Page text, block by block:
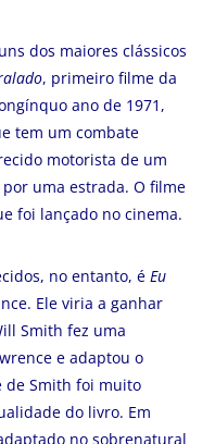
dos maiores clássicos
, primeiro filme da
ano de 1971,
tem um combate
motorista de um
uma estrada. O filme
foi lançado no cinema.
no entanto, é Eu
Ele viria a ganhar
Smith fez uma
e adaptou o
de Smith foi muito
do livro. Em
no sobrenatural